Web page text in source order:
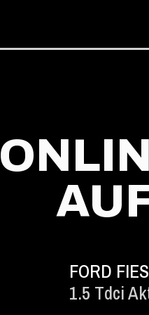
FORD
1.5 Tdci